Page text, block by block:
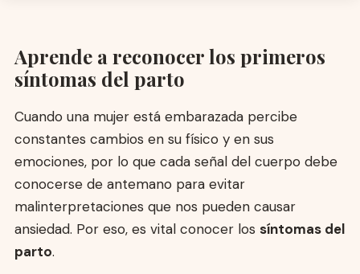
Aprende a reconocer los primeros
síntomas del parto
Cuando una mujer está embarazada percibe
constantes cambios en su físico y en sus
emociones, por lo que cada señal del cuerpo debe
conocerse de antemano para evitar
malinterpretaciones que nos pueden causar
ansiedad. Por eso, es vital conocer los síntomas del
parto.